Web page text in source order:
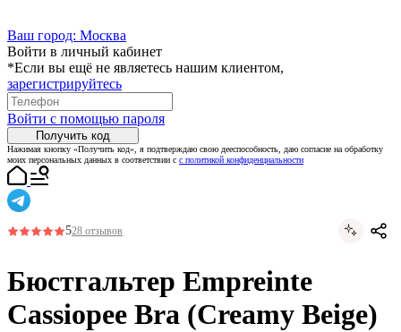
Ваш город: Москва
Войти в личный кабинет
*Если вы ещё не являетесь нашим клиентом,
зарегистрируйтесь
Войти с помощью пароля
Получить код
Нажимая кнопку «Получить код», я подтверждаю свою дееспособность, даю согласие на обработку
моих персональных данных в соответствии с с политикой конфиденциальности
528 отзывов
Бюстгальтер Empreinte
Cassiopee Bra (Creamy Beige)